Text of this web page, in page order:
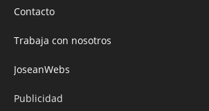
Contacto
Trabaja con nosotros
JoseanWebs
Publicidad